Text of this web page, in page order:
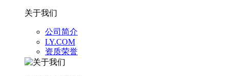
关于我们
公司简介
LY.COM
资质荣誉